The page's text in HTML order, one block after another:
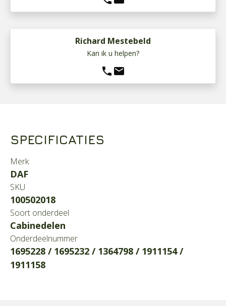
Richard Mestebeld
Kan ik u helpen?
phone mail
SPECIFICATIES
Merk
DAF
SKU
100502018
Soort onderdeel
Cabinedelen
Onderdeelnummer
1695228 / 1695232 / 1364798 / 1911154 /
1911158